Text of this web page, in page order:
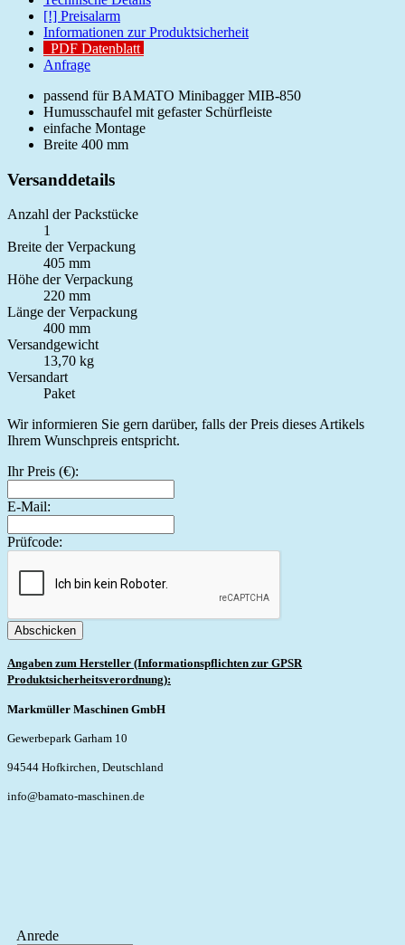
[!] Preisalarm
Informationen zur Produktsicherheit
PDF Datenblatt
Anfrage
passend für BAMATO Minibagger MIB-850
Humusschaufel mit gefaster Schürfleiste
einfache Montage
Breite 400 mm
Versanddetails
Anzahl der Packstücke
1
Breite der Verpackung
405 mm
Höhe der Verpackung
220 mm
Länge der Verpackung
400 mm
Versandgewicht
13,70 kg
Versandart
Paket
Wir informieren Sie gern darüber, falls der Preis dieses Artikels
Ihrem Wunschpreis entspricht.
Ihr Preis (€):
E-Mail:
Prüfcode:
Abschicken
Angaben zum Hersteller (Informationspflichten zur GPSR
Produktsicherheitsverordnung):
Markmüller Maschinen GmbH
Gewerbepark Garham 10
94544 Hofkirchen, Deutschland
info@bamato-maschinen.de
Anrede